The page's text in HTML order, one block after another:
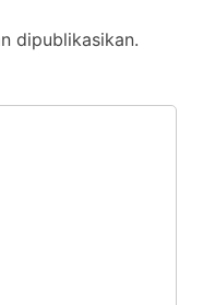
dipublikasikan.